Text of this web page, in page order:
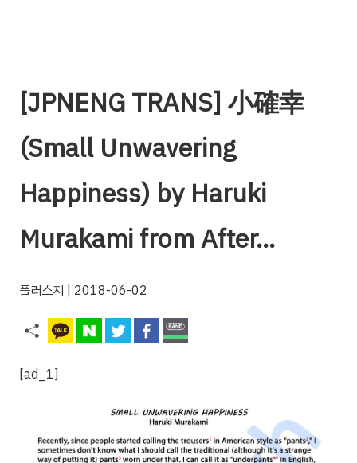
[JPN️ENG TRANS] 小確幸
(Small Unwavering
Happiness) by Haruki
Murakami from After…
플러스지 | 2018-06-02
[ad_1]